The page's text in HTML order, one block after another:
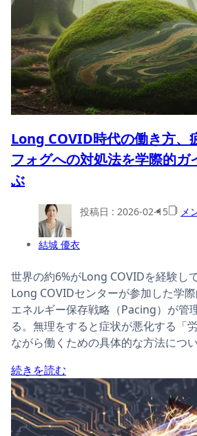
Long COVID時代の働き方、
フォグへの対処法を学際的ガ
ぶ
結城 優衣
投稿日 : 2026-02-15 メ
世界の約6%がLong COVIDを経験し
Long COVIDセンターが参加した学際
エネルギー保存戦略（Pacing）が管
る。無理をすると症状が悪化する「
ながら働くための具体的な方法につい
続きを読む